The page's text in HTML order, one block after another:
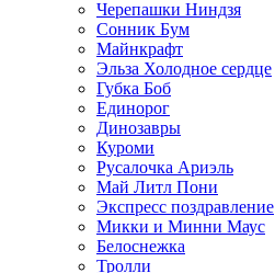
Черепашки Ниндзя
Сонник Бум
Майнкрафт
Эльза Холодное сердце
Губка Боб
Единорог
Динозавры
Куроми
Русалочка Ариэль
Май Литл Пони
Экспресс поздравление
Микки и Минни Маус
Белоснежка
Тролли